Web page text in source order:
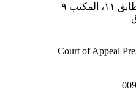
٩
Court of Appeal